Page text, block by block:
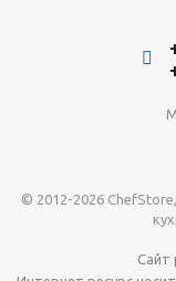
© 2012-2026
Сайт